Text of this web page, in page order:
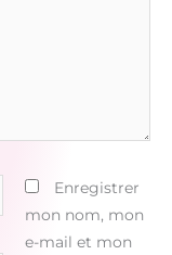
Enregistrer
mon nom, mon
e-mail et mon